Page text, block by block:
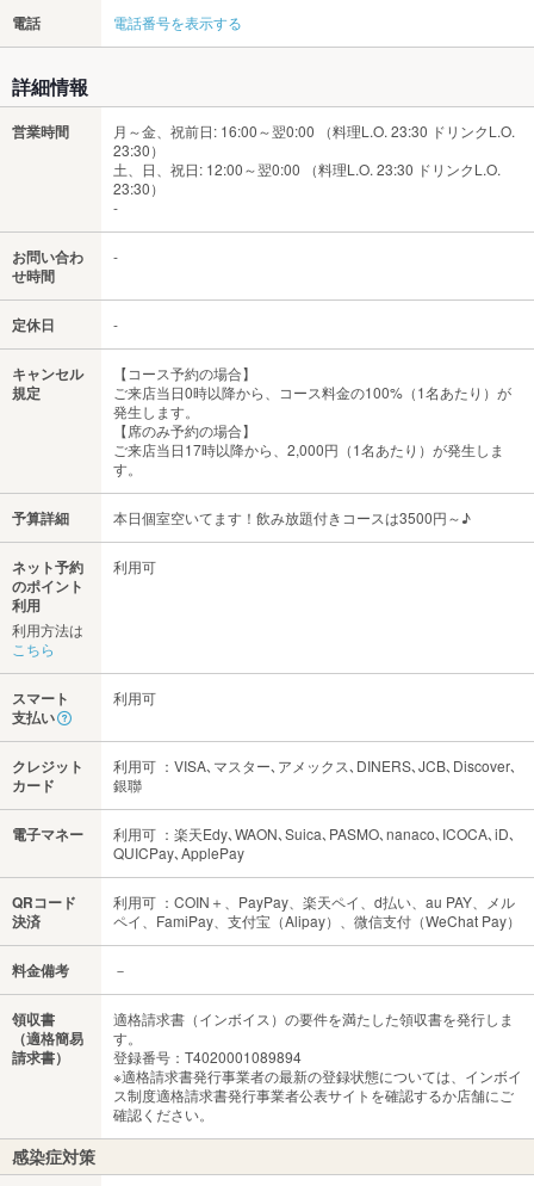
電話 電話番号を表示する
詳細情報
営業時間
月～金、祝前日: 16:00～翌0:00 （料理L.O. 23:30 ドリンクL.O.
23:30）
土、日、祝日: 12:00～翌0:00 （料理L.O. 23:30 ドリンクL.O.
23:30）
-
お問い合わ
せ時間
-
定休日 -
キャンセル
規定
【コース予約の場合】
ご来店当日0時以降から、コース料金の100%（1名あたり）が
発生します。
【席のみ予約の場合】
ご来店当日17時以降から、2,000円（1名あたり）が発生しま
す。
予算詳細 本日個室空いてます！飲み放題付きコースは3500円～♪
ネット予約
のポイント
利用
利用方法は
こちら
利用可
スマート
支払い
利用可
クレジット
カード
利用可 ：VISA､マスター､アメックス､DINERS､JCB､Discover､
銀聯
電子マネー
利用可 ：楽天Edy､WAON､Suica､PASMO､nanaco､ICOCA､iD､
QUICPay､ApplePay
QRコード
決済
利用可 ：COIN＋、PayPay、楽天ペイ、d払い、au PAY、メル
ペイ、FamiPay、支付宝（Alipay）、微信支付（WeChat Pay）
料金備考 －
領収書
（適格簡易
請求書）
適格請求書（インボイス）の要件を満たした領収書を発行しま
す。
登録番号：T4020001089894
※適格請求書発行事業者の最新の登録状態については、インボイ
ス制度適格請求書発行事業者公表サイトを確認するか店舗にご
確認ください。
感染症対策